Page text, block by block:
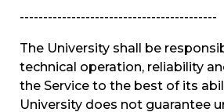
------------------------------------------
The University shall be
technical operation, reliability
the Service to the best of its
University does not guarantee